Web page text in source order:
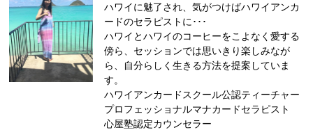
ハワイに魅了され、気がつけばハワイアンカ
ードのセラピストに･･･
ハワイとハワイのコーヒーをこよなく愛する
傍ら、セッションでは思いきり楽しみなが
ら、自分らしく生きる方法を提案していま
す。
ハワイアンカードスクール公認ティーチャー
プロフェッショナルマナカードセラピスト
心屋塾認定カウンセラー